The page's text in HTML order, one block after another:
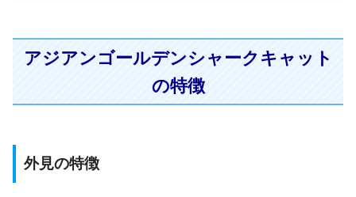
アジアンゴールデンシャークキャット
の特徴
外見の特徴